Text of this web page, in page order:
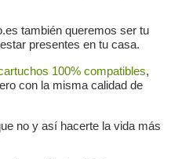
también queremos ser tu
presentes en tu casa.
100% compatibles,
con la misma calidad de
no y así hacerte la vida más